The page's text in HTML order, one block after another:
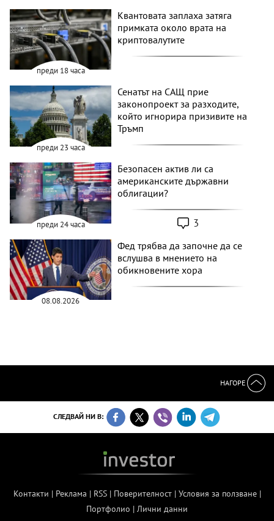
преди 18 часа
Квантовата заплаха затяга
примката около врата на
криптовалутите
преди 23 часа
Сенатът на САЩ прие
законопроект за разходите,
който игнорира призивите на
Тръмп
преди 24 часа
Безопасен актив ли са
американските държавни
облигации?
3
08.08.2026
Фед трябва да започне да се
вслушва в мнението на
обикновените хора
НАГОРЕ
СЛЕДВАЙ НИ В:
Контакти | Реклама | RSS| Поверителност| Условия за ползване|
Портфолио | Лични данни